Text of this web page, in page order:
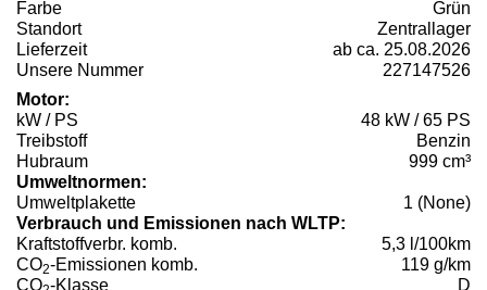
Farbe
Grün
Standort
Zentrallager
Lieferzeit
ab ca. 25.08.2026
Unsere Nummer
227147526
Motor:
kW / PS
48 kW / 65 PS
Treibstoff
Benzin
Hubraum
999 cm³
Umweltnormen:
Umweltplakette
1 (None)
Verbrauch und Emissionen nach WLTP:
Kraftstoffverbr. komb.
5,3 l/100km
CO2-Emissionen komb.
119 g/km
CO -Klasse D